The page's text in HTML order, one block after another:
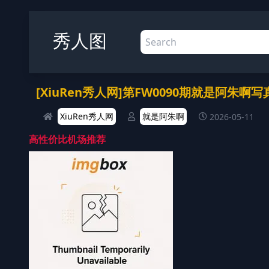
秀人图
[XiuRen秀人网]第FW0090期就是阿朱啊写
XiuRen秀人网 就是阿朱啊 2026-05-11
高性价比机场推荐